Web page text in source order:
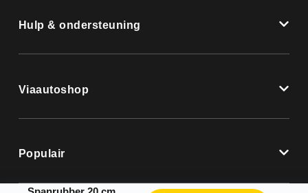
Hulp & ondersteuning
Viaautoshop
Populair